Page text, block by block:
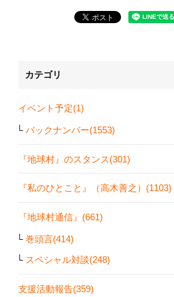
カテゴリ
イベント予定(1)
バックナンバー(1553)
『地球村』のスタンス(301)
『私のひとこと』（高木善之）(1103)
『地球村通信』(661)
巻頭言(414)
スペシャル対談(248)
支援活動報告(359)